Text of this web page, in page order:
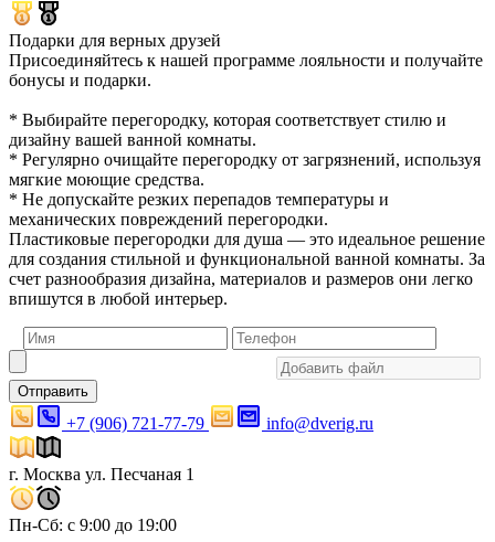
Подарки для верных друзей
Присоединяйтесь к нашей программе лояльности и получайте
бонусы и подарки.
* Выбирайте перегородку, которая соответствует стилю и
дизайну вашей ванной комнаты.
* Регулярно очищайте перегородку от загрязнений, используя
мягкие моющие средства.
* Не допускайте резких перепадов температуры и
механических повреждений перегородки.
Пластиковые перегородки для душа — это идеальное решение
для создания стильной и функциональной ванной комнаты. За
счет разнообразия дизайна, материалов и размеров они легко
впишутся в любой интерьер.
Отправить
+7 (906) 721-77-79 info@dverig.ru
г. Москва ул. Песчаная 1
Пн-Сб: с 9:00 до 19:00